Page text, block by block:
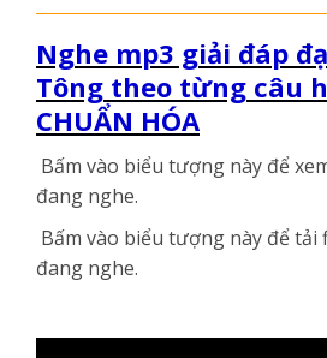
Nghe mp3 giải đáp
Tông theo từng câu
CHUẨN HÓA
Bấm vào biểu tượng này để
đang nghe.
Bấm vào biểu tượng này để tải
đang nghe.